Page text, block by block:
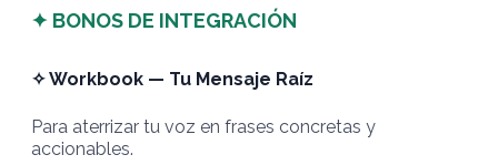
✦ BONOS DE INTEGRACIÓN
✧ Workbook — Tu Mensaje Raíz
Para aterrizar tu voz en frases concretas y
accionables.